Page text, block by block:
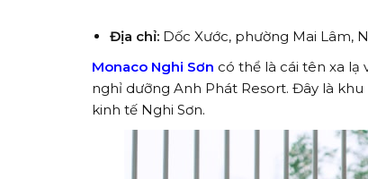
Địa chỉ:Dốc Xước, phường Mai Lâm,
Monaco Nghi Sơn có thể là cái tên xa lạ
nghỉ dưỡng Anh Phát Resort. Đây là
kinh tế Nghi Sơn.